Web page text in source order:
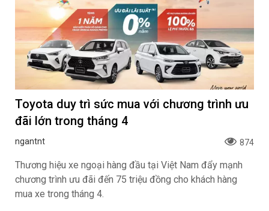
Toyota duy trì sức mua với chương trình ưu
đãi lớn trong tháng 4
ngantnt 874
Thương hiệu xe ngoại hàng đầu tại Việt Nam đẩy mạnh
chương trình ưu đãi đến 75 triệu đồng cho khách hàng
mua xe trong tháng 4.